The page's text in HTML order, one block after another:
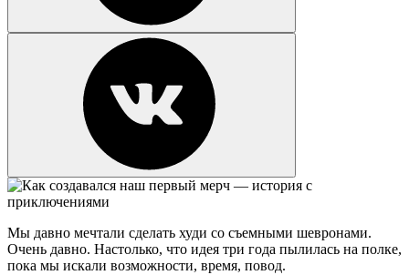
Мы давно мечтали сделать худи со съемными шевронами.
Очень давно. Настолько, что идея три года пылилась на полке,
пока мы искали возможности, время, повод.